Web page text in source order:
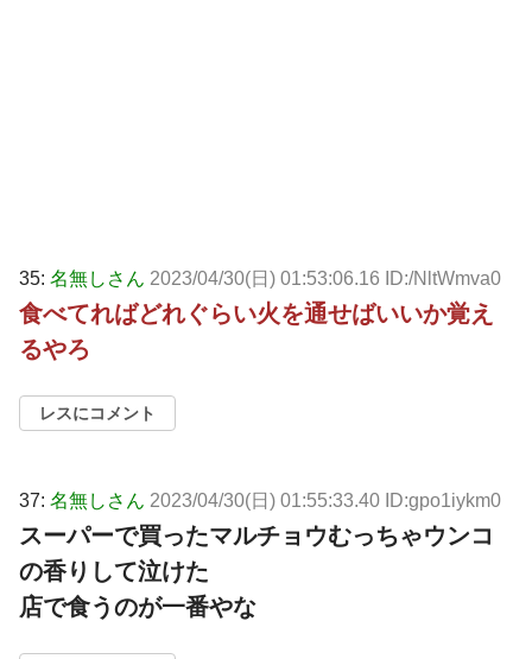
35: 名無しさん 2023/04/30(日) 01:53:06.16 ID:/NltWmva0
食べてればどれぐらい火を通せばいいか覚え
るやろ
レスにコメント
37: 名無しさん 2023/04/30(日) 01:55:33.40 ID:gpo1iykm0
スーパーで買ったマルチョウむっちゃウンコ
の香りして泣けた
店で食うのが一番やな